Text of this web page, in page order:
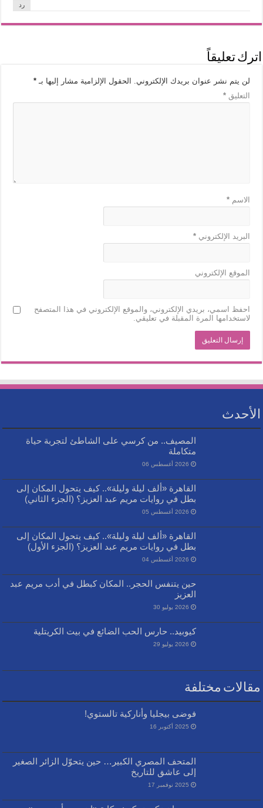
رد
اترك تعليقاً
لن يتم نشر عنوان بريدك الإلكتروني. الحقول الإلزامية مشار إليها بـ*
التعليق*
الاسم*
البريد الإلكتروني*
الموقع الإلكتروني
احفظ اسمي، بريدي الإلكتروني، والموقع الإلكتروني في هذا المتصفح
لاستخدامها المرة المقبلة في تعليقي.
الأحدث
المصيف.. من كرسي على الشاطئ لتجربة حياة
متكاملة
2026 أغسطس 06
القاهرة «ألف ليلة وليلة».. كيف يتحول المكان إلى
بطل في روايات مريم عبد العزيز؟ (الجزء الثاني)
2026 أغسطس 05
القاهرة «ألف ليلة وليلة».. كيف يتحول المكان إلى
بطل في روايات مريم عبد العزيز؟ (الجزء الأول)
2026 أغسطس 04
حين يتنفس الحجر.. المكان كبطل في أدب مريم عبد
العزيز
2026 يوليو 30
كيوبيد.. حارس الحب الضائع في بيت الكريتلية
2026 يوليو 29
مقالات مختلفة
فوضى بيجليا وأناركية تالستوي!
2025 أكتوبر 16
المتحف المصري الكبير… حين يتحوّل الزائر الصغير
إلى عاشق للتاريخ
2025 نوفمبر 17